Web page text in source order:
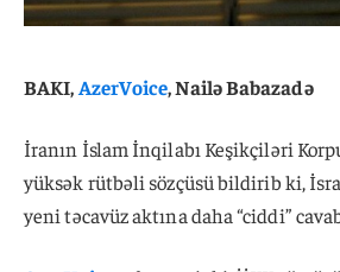
BAKI,AzerVoice, Nailə Babazadə
İranın İslam İnqilabı Keşikçiləri
yüksək rütbəli sözçüsü bildirib ki,
yeni təcavüz aktına daha “ciddi”